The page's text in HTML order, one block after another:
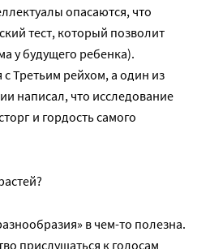
опасаются, что
тест, который позволит
у будущего ребенка).
Третьим рейхом, а один из
написал, что исследование
и гордость самого
в чем-то полезна.
прислушаться к голосам